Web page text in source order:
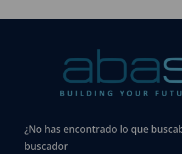
¿No has encontrado lo que
buscador